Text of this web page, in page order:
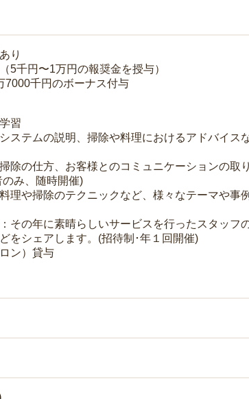
り
5千円〜1万円の報奨金を授与）
7000千円のボーナス付与
習
ステムの説明、掃除や料理におけるアドバイス
除の仕方、お客様とのコミュニケーションの
み、随時開催)
理や掃除のテクニックなど、様々なテーマや事
その年に素晴らしいサービスを行ったスタッ
をシェアします。(招待制･年１回開催)
ン）貸与